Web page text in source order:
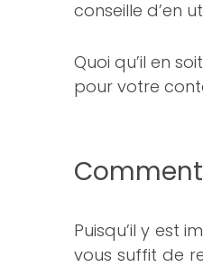
conseille d’en
Quoi qu’il en
pour votre
Puisqu’il y est
vous suffit de